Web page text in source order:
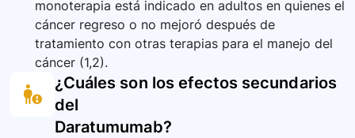
monoterapia está indicado en adultos en quienes el
cáncer regreso o no mejoró después de
tratamiento con otras terapias para el manejo del
cáncer (1,2).
¿Cuáles son los efectos secundarios
del
Daratumumab?